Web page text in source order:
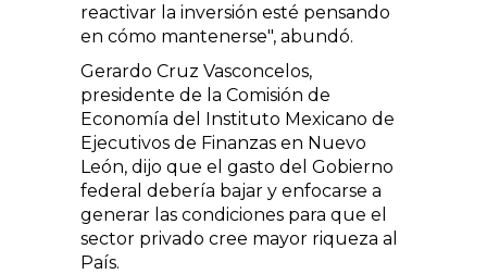
reactivar la inversión esté pensando
en cómo mantenerse", abundó.
Gerardo Cruz Vasconcelos,
presidente de la Comisión de
Economía del Instituto Mexicano de
Ejecutivos de Finanzas en Nuevo
León, dijo que el gasto del Gobierno
federal debería bajar y enfocarse a
generar las condiciones para que el
sector privado cree mayor riqueza al
País.